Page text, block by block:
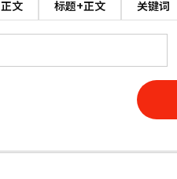
正文 标题+正文 关键词